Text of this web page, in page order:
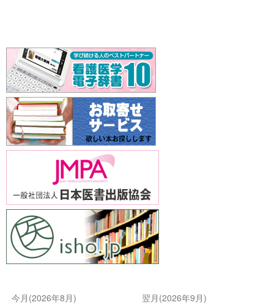
今月(2026年8月)
翌月(2026年9月)